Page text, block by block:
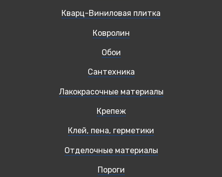
Кварц-Виниловая плитка
Ковролин
Обои
Сантехника
Лакокрасочные материалы
Крепеж
Клей, пена, герметики
Отделочные материалы
Пороги